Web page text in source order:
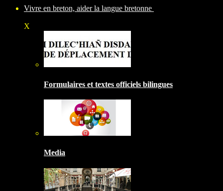
Vivre en breton, aider la langue bretonne
X
Formulaires et textes officiels bilingues
Media